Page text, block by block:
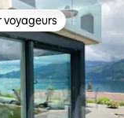
les plus